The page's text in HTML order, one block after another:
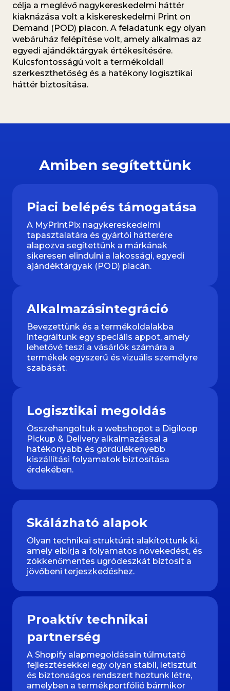
célja a meglévő nagykereskedelmi háttér
kiaknázása volt a kiskereskedelmi Print on
Demand (POD) piacon. A feladatunk egy olyan
webáruház felépítése volt, amely alkalmas az
egyedi ajándéktárgyak értékesítésére.
Kulcsfontosságú volt a termékoldali
szerkeszthetőség és a hatékony logisztikai
háttér biztosítása.
Amiben segítettünk
Piaci belépés támogatása
A MyPrintPix nagykereskedelmi
tapasztalatára és gyártói hátterére
alapozva segítettünk a márkának
sikeresen elindulni a lakossági, egyedi
ajándéktárgyak (POD) piacán.
Alkalmazásintegráció
Bevezettünk és a termékoldalakba
integráltunk egy speciális appot, amely
lehetővé teszi a vásárlók számára a
termékek egyszerű és vizuális személyre
szabását.
Logisztikai megoldás
Összehangoltuk a webshopot a Digiloop
Pickup & Delivery alkalmazással a
hatékonyabb és gördülékenyebb
kiszállítási folyamatok biztosítása
érdekében.
Skálázható alapok
Olyan technikai struktúrát alakítottunk ki,
amely elbírja a folyamatos növekedést, és
zökkenőmentes ugródeszkát biztosít a
jövőbeni terjeszkedéshez.
Proaktív technikai
partnerség
A Shopify alapmegoldásain túlmutató
fejlesztésekkel egy olyan stabil, letisztult
és biztonságos rendszert hoztunk létre,
amelyben a termékportfólió bármikor